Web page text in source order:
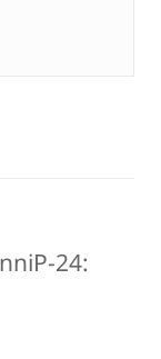
24: